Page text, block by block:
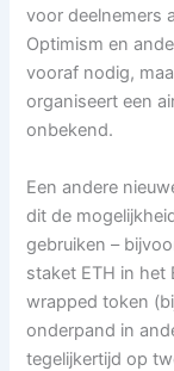
voor deelnemers
Optimism en
vooraf nodig,
organiseert een
onbekend.
Een andere
dit de
gebruiken –
staket ETH in
wrapped token
onderpand in
tegelijkertijd op